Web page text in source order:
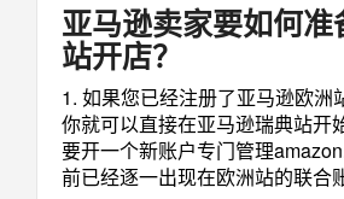
亚马逊卖家要如何准
站开店？
1. 如果您已经注册了亚马逊欧洲
你就可以直接在亚马逊瑞典站开
要开一个新账户专门管理
前已经逐一出现在欧洲站的联合